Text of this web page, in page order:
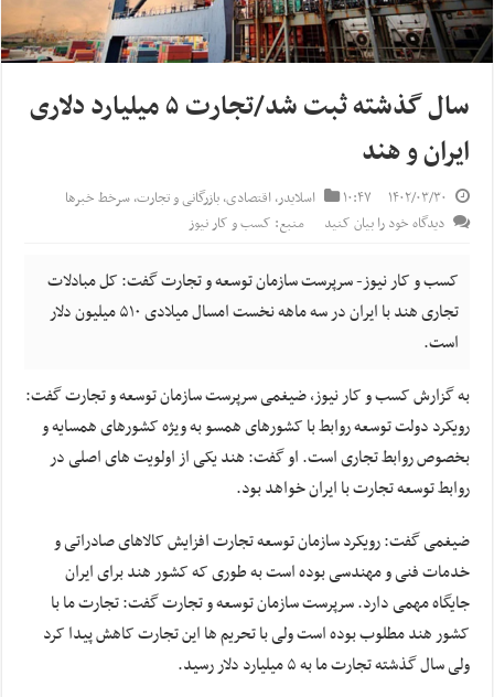
سال گذشته ثبت شد/تجارت ۵ میلیارد دلاری
ایران و هند
۱۴۰۲/۰۳/۳۰ ۱۰:۴۷ اسلایدر,اقتصادی,بازرگانی و تجارت,سرخط خبرها
دیدگاه خود را بیان کنید
منبع: کسب و کار نیوز
کسب و کار نیوز- سرپرست سازمان توسعه و تجارت گفت: کل مبادلات
تجاری هند با ایران در سه ماهه نخست امسال میلادی ۵۱۰ میلیون دلار
است.
به گزارش کسب و کار نیوز، ضیغمی سرپرست سازمان توسعه و تجارت گفت:
رویکرد دولت توسعه روابط با کشورهای همسو به ویژه کشورهای همسایه و
بخصوص روابط تجاری است. او گفت: هند یکی از اولویت های اصلی در
روابط توسعه تجارت با ایران خواهد بود.
ضیغمی گفت: رویکرد سازمان توسعه تجارت افزایش کالاهای صادراتی و
خدمات فنی و مهندسی بوده‌ است به طوری که کشور هند برای ایران
جایگاه مهمی دارد. سرپرست سازمان توسعه و تجارت گفت: تجارت ما با
کشور هند مطلوب بوده است ولی با تحریم ها این تجارت کاهش پیدا کرد
ولی سال گذشته تجارت ما به ۵ میلیارد دلار رسید.